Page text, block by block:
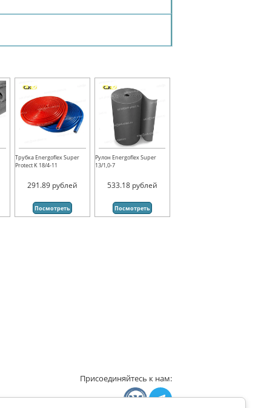
Трубка Energoflex Super
Protect K 18/4-11
291.89 рублей
Посмотреть
Рулон Energoflex Super
13/1,0-7
533.18 рублей
Посмотреть
Присоединяйтесь к нам: